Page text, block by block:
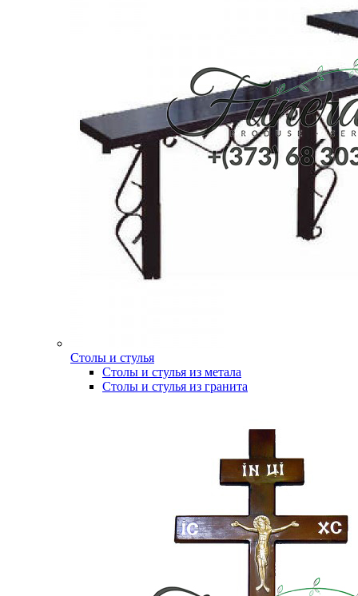
Столы и стулья
Столы и стулья из метала
Столы и стулья из гранита